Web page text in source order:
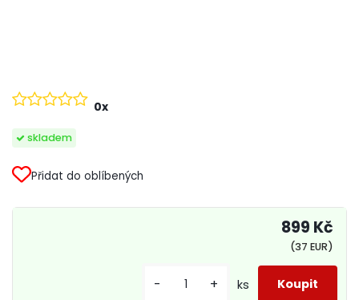
skladem
0x
Přidat do oblíbených
899 Kč
(37 EUR)
- + ks